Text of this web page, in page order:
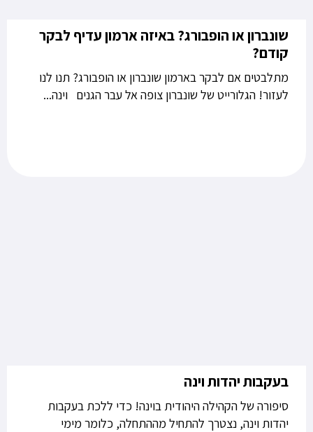
שונברון או הופבורג? באיזה ארמון עדיף לבקר
קודם?
מתלבטים אם לבקר בארמון שונברון או הופבורג? תנו לנו
לעזור! הגלורייט של שונברון צופה אל עבר הגנים וינה...
בעקבות יהדות וינה
סיפורה של הקהילה היהודית בוינה! כדי ללכת בעקבות
יהדות וינה, נצטרך להתחיל מההתחלה, כלומר מימי